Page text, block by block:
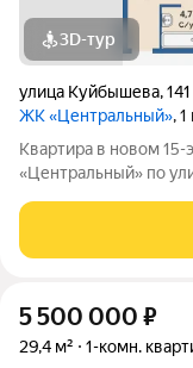
3D-тур
улица Куйбышева,141
ЖК «Центральный»,
Квартира в новом
«Центральный» по
ДЛЯ ВСЕХ 12%
НАПРЯМУЮ ОТ
5 500 000 ₽
29,4 м² 1-комн.